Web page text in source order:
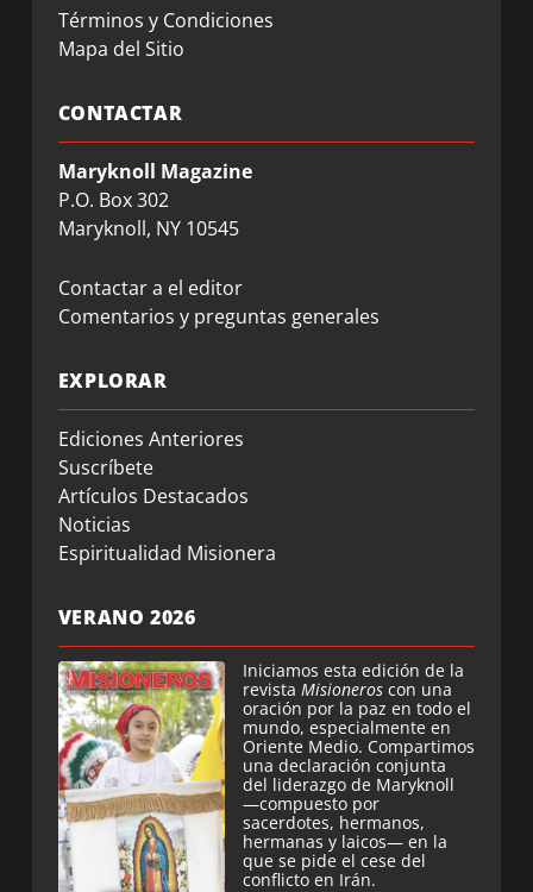
Términos y Condiciones
Mapa del Sitio
CONTACTAR
Maryknoll Magazine
P.O. Box 302
Maryknoll, NY 10545
Contactar a el editor
Comentarios y preguntas generales
EXPLORAR
Ediciones Anteriores
Suscríbete
Artículos Destacados
Noticias
Espiritualidad Misionera
VERANO 2026
Iniciamos esta edición de la
revista Misioneros con una
oración por la paz en todo el
mundo, especialmente en
Oriente Medio. Compartimos
una declaración conjunta
del liderazgo de Maryknoll
—compuesto por
sacerdotes, hermanos,
hermanas y laicos— en la
que se pide el cese del
conflicto en Irán.